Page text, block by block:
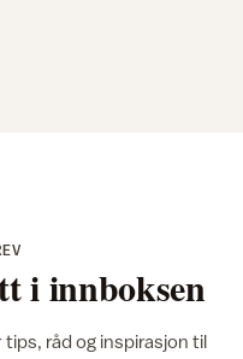
i innboksen
råd og inspirasjon til